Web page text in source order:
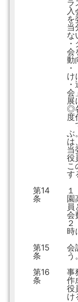
ラ
を
当
な
会
動
け
会
展
◎
度
ぶ
は
当
役
こ
第14
条
園
会
時
第15
条
会
う。
第16
条
事
作
役
け